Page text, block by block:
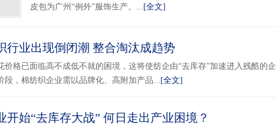
皮包为广州“例外”服饰生产。... [全文]
行业出现倒闭潮 整合淘汰成趋势
价格已面临高不成低不就的困境，这将使纺企由“去库存”加速进入残酷的企
段，棉纺织企业需以品牌化、高附加产品... [全文]
开始“去库存大战” 何日走出产业困境？